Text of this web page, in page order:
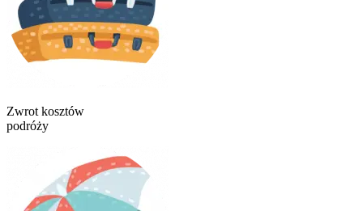
Zwrot kosztów
podróży